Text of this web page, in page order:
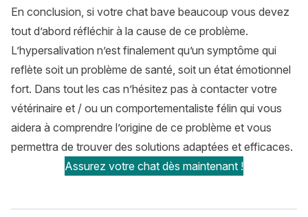
En conclusion, si votre chat bave beaucoup vous devez
tout d’abord réfléchir à la cause de ce problème.
L’hypersalivation n’est finalement qu’un symptôme qui
reflète soit un problème de santé, soit un état émotionnel
fort. Dans tout les cas n’hésitez pas à contacter votre
vétérinaire et / ou un comportementaliste félin qui vous
aidera à comprendre l’origine de ce problème et vous
permettra de trouver des solutions adaptées et efficaces.
Assurez votre chat dès maintenant !